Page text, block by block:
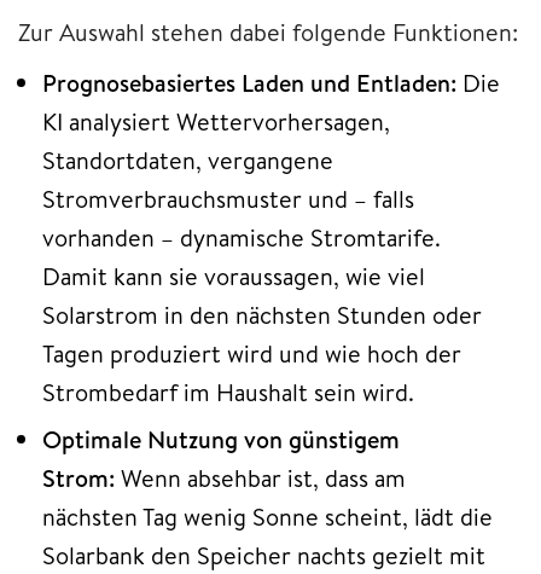
Zur Auswahl stehen dabei folgende Funktionen:
Prognosebasiertes Laden und Entladen: Die
KI analysiert Wettervorhersagen,
Standortdaten, vergangene
Stromverbrauchsmuster und – falls
vorhanden – dynamische Stromtarife.
Damit kann sie voraussagen, wie viel
Solarstrom in den nächsten Stunden oder
Tagen produziert wird und wie hoch der
Strombedarf im Haushalt sein wird.
Optimale Nutzung von günstigem
Strom: Wenn absehbar ist, dass am
nächsten Tag wenig Sonne scheint, lädt die
Solarbank den Speicher nachts gezielt mit